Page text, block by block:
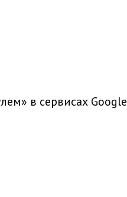
в сервисах Google